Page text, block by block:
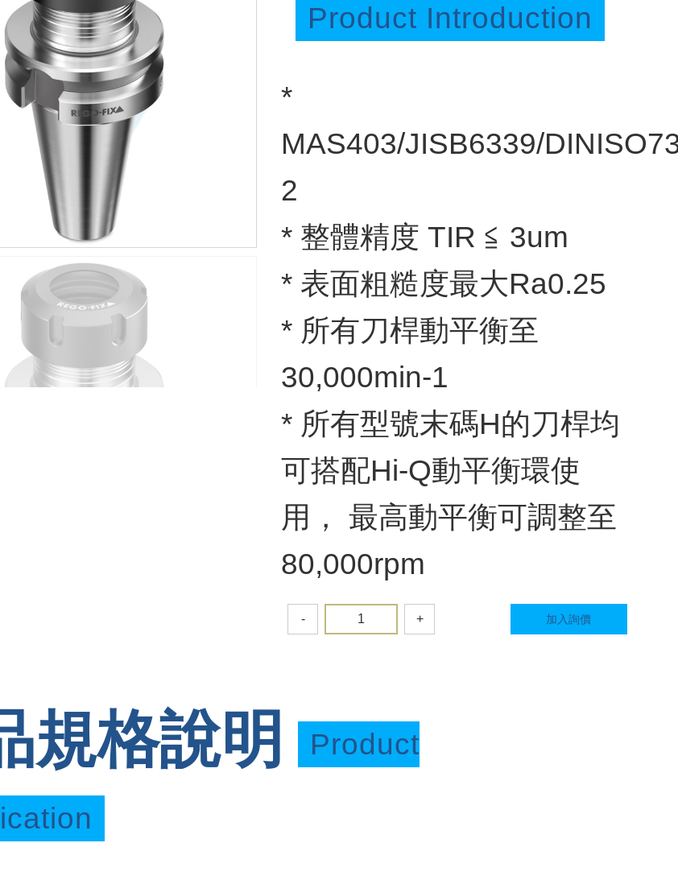
Product Introduction
*
MAS403/JISB6339/
2
* 整體精度 TIR ≦ 3um
* 表面粗糙度最大Ra0.25
* 所有刀桿動平衡至
30,000min-1
* 所有型號末碼H的刀桿均
可搭配Hi-Q動平衡環使
用， 最高動平衡可調整至
80,000rpm
- + 加入詢價
規格說明 Product